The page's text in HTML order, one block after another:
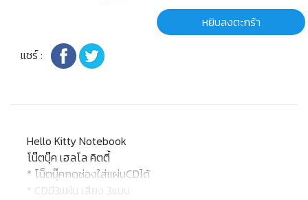
หยิบลงตะกร้า
แชร์ :
Hello Kitty Notebook
โน๊ตบุ๊ค เฮลโล คิตตี้
* โน็ตบุ๊คกดช่องใส่แผ่นCDได้
* CDมี3แผ่น เสียง 3แบบ